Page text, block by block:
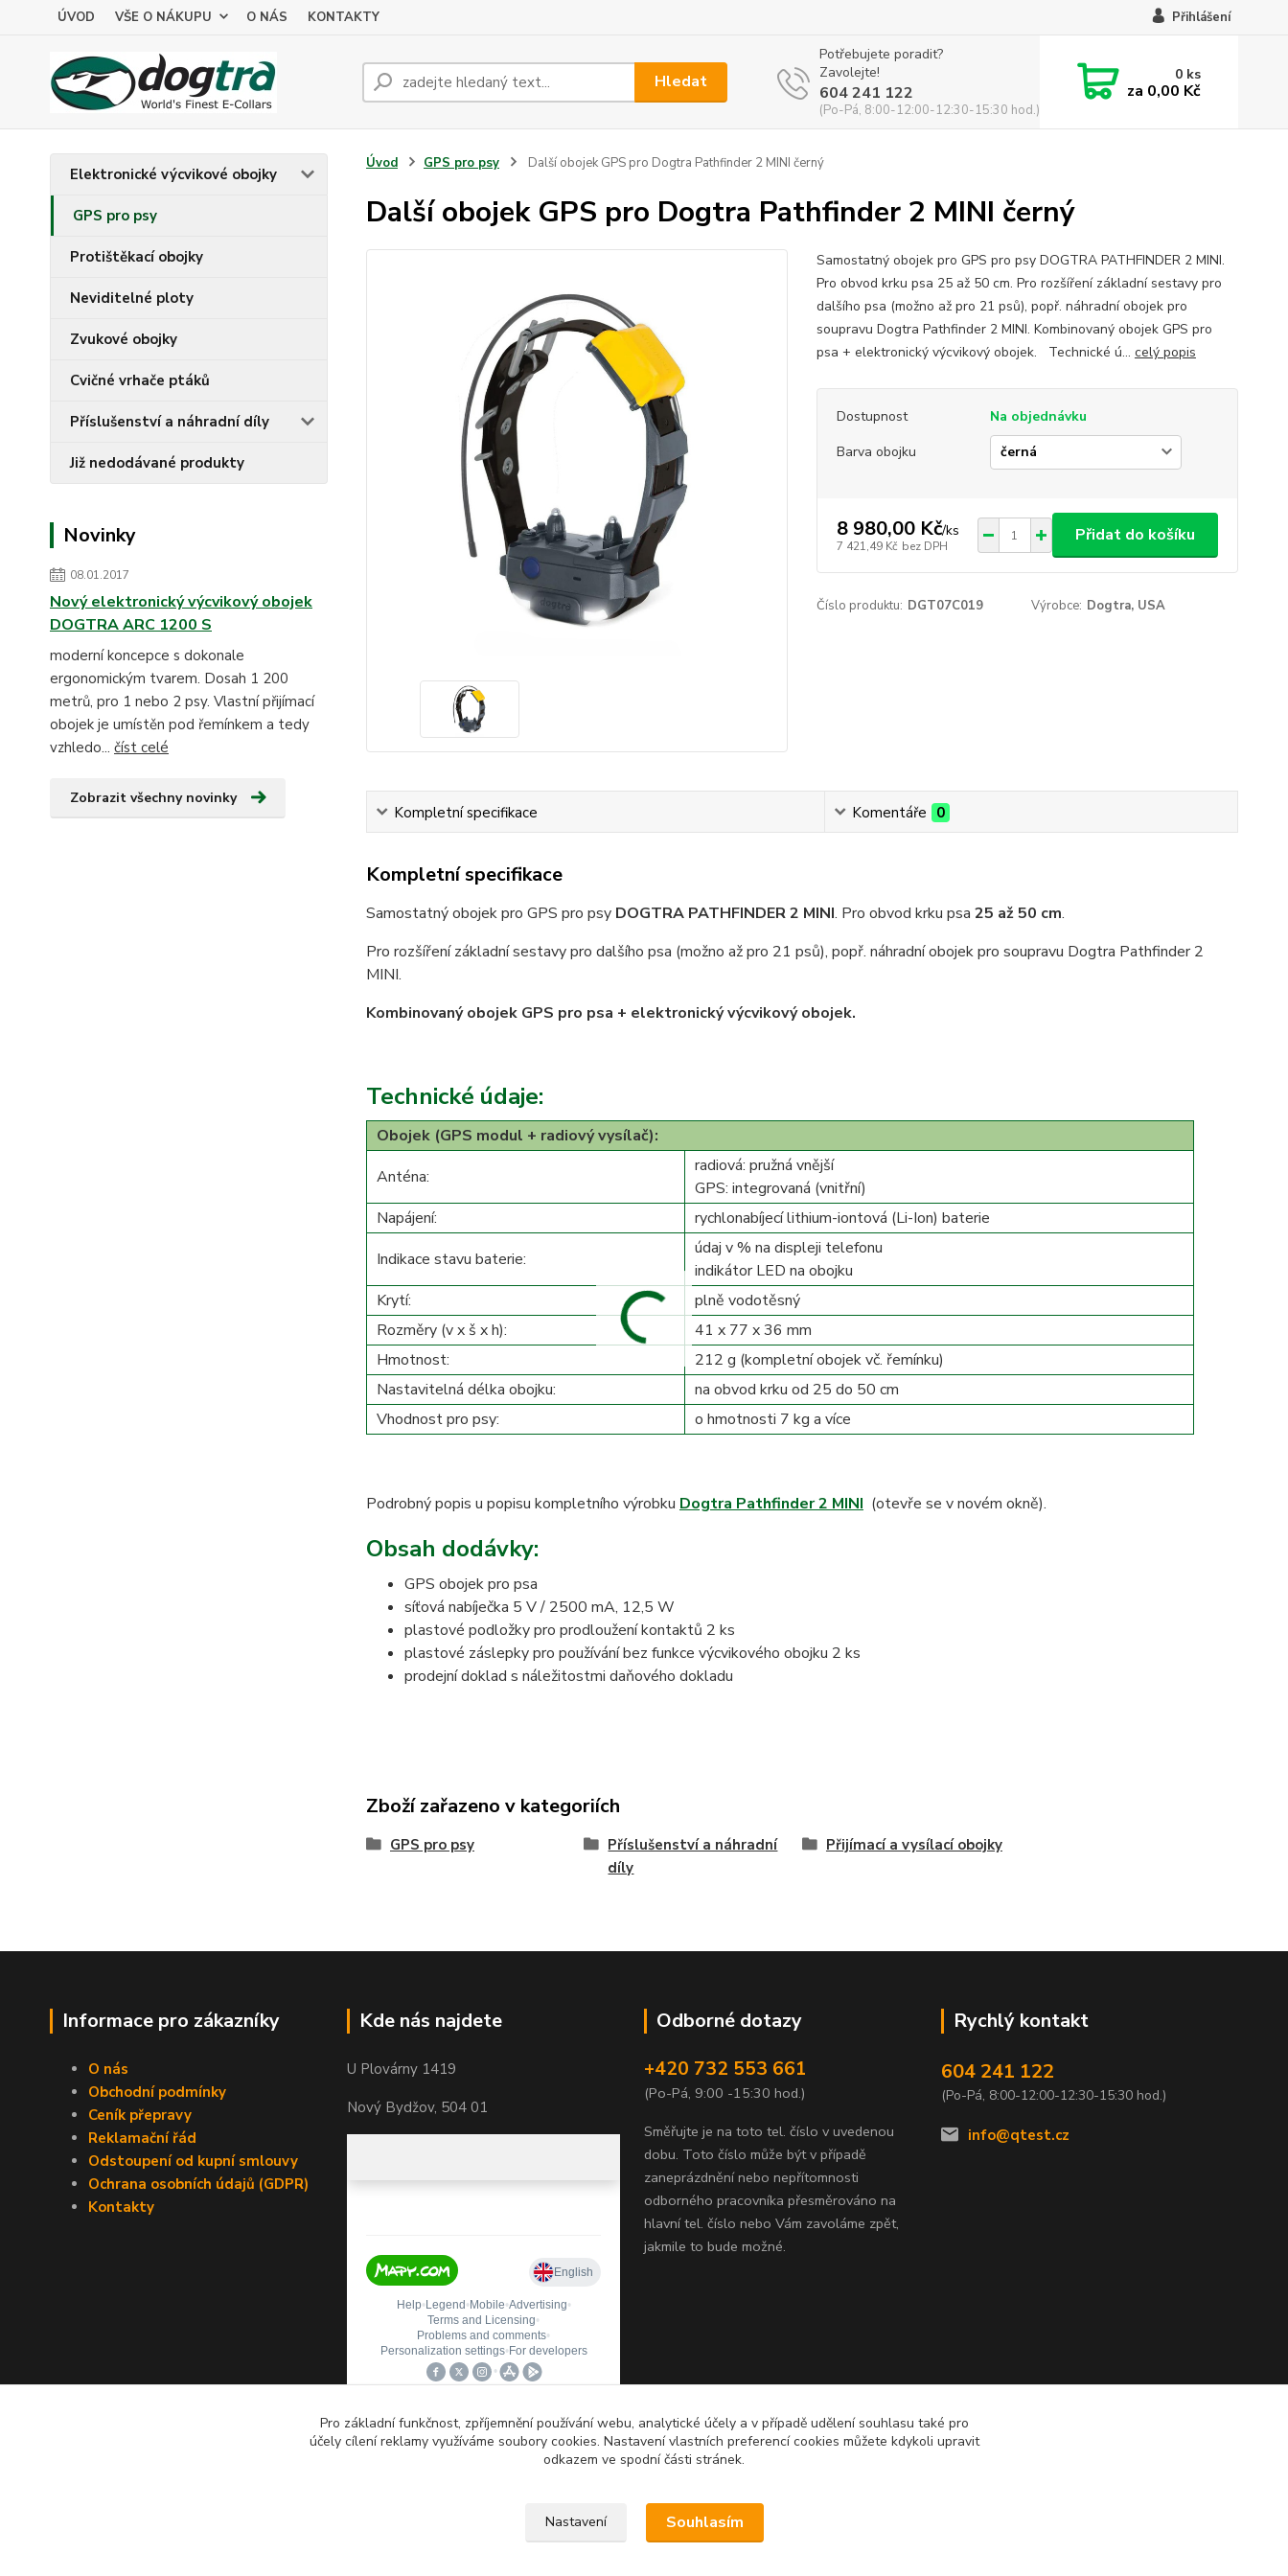
ÚVOD VŠE O NÁKUPU O NÁS KONTAKTY Přihlášení
Hledat
Potřebujete poradit?
Zavolejte!
604 241 122
(Po-Pá, 8:00-12:00-12:30-15:30 hod.)
0 ks
za 0,00 Kč
Elektronické výcvikové obojky
GPS pro psy
Protištěkací obojky
Neviditelné ploty
Zvukové obojky
Cvičné vrhače ptáků
Příslušenství a náhradní díly
Již nedodávané produkty
Novinky
08.01.2017
Nový elektronický výcvikový obojek
DOGTRA ARC 1200 S
moderní koncepce s dokonale
ergonomickým tvarem. Dosah 1 200
metrů, pro 1 nebo 2 psy. Vlastní přijímací
obojek je umístěn pod řemínkem a tedy
vzhledo... číst celé
Zobrazit všechny novinky
Úvod GPS pro psy Další obojek GPS pro Dogtra Pathfinder 2 MINI černý
Další obojek GPS pro Dogtra Pathfinder 2 MINI černý
Samostatný obojek pro GPS pro psy DOGTRA PATHFINDER 2 MINI.
Pro obvod krku psa 25 až 50 cm. Pro rozšíření základní sestavy pro
dalšího psa (možno až pro 21 psů), popř. náhradní obojek pro
soupravu Dogtra Pathfinder 2 MINI. Kombinovaný obojek GPS pro
psa + elektronický výcvikový obojek. Technické ú... celý popis
Dostupnost
Na objednávku
Barva obojku
8 980,00 Kč/ks
7 421,49 Kč bez DPH
Přidat do košíku
Číslo produktu: DGT07C019 Výrobce: Dogtra, USA
Kompletní specifikace Komentáře 0
Kompletní specifikace
Samostatný obojek pro GPS pro psy DOGTRA PATHFINDER 2 MINI. Pro obvod krku psa 25 až 50 cm.
Pro rozšíření základní sestavy pro dalšího psa (možno až pro 21 psů), popř. náhradní obojek pro soupravu Dogtra Pathfinder 2
MINI.
Kombinovaný obojek GPS pro psa + elektronický výcvikový obojek.
Technické údaje:
Obojek (GPS modul + radiový vysílač):
Anténa:
radiová: pružná vnější
GPS: integrovaná (vnitřní)
Napájení:
rychlonabíjecí lithium-iontová (Li-Ion) baterie
Indikace stavu baterie:
údaj v % na displeji telefonu
indikátor LED na obojku
Krytí:
plně vodotěsný
Rozměry (v x š x h):
41 x 77 x 36 mm
Hmotnost:
212 g (kompletní obojek vč. řemínku)
Nastavitelná délka obojku:
na obvod krku od 25 do 50 cm
Vhodnost pro psy:
o hmotnosti 7 kg a více
Podrobný popis u popisu kompletního výrobku Dogtra Pathfinder 2 MINI (otevře se v novém okně).
Obsah dodávky:
GPS obojek pro psa
síťová nabíječka 5 V / 2500 mA, 12,5 W
plastové podložky pro prodloužení kontaktů 2 ks
plastové záslepky pro používání bez funkce výcvikového obojku 2 ks
prodejní doklad s náležitostmi daňového dokladu
Zboží zařazeno v kategoriích
GPS pro psy
Příslušenství a náhradní
díly
Přijímací a vysílací obojky
Informace pro zákazníky
O nás
Obchodní podmínky
Ceník přepravy
Reklamační řád
Odstoupení od kupní smlouvy
Ochrana osobních údajů (GDPR)
Kontakty
Kde nás najdete
U Plovárny 1419
Nový Bydžov, 504 01
Odborné dotazy
+420 732 553 661
(Po-Pá, 9:00 -15:30 hod.)
Směřujte je na toto tel. číslo v uvedenou
dobu. Toto číslo může být v případě
zaneprázdnění nebo nepřítomnosti
odborného pracovníka přesměrováno na
hlavní tel. číslo nebo Vám zavoláme zpět,
jakmile to bude možné.
Rychlý kontakt
604 241 122
(Po-Pá, 8:00-12:00-12:30-15:30 hod.)
info@qtest.cz
Copyright © 2026 Ing. Miloš Hušek - QTEST. Všechna práva vyhrazena. Jakékoliv užití obsahu
Pro základní funkčnost, zpříjemnění používání webu, analytické účely a v případě udělení souhlasu také pro
účely cílení reklamy využíváme soubory cookies. Nastavení vlastních preferencí cookies můžete kdykoli upravit
odkazem ve spodní části stránek.
Nastavení Souhlasím